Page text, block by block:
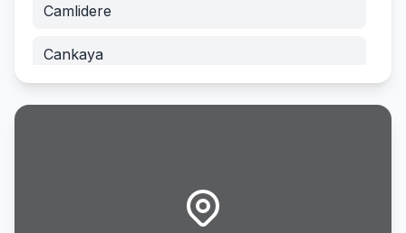
Camlidere
Cankaya